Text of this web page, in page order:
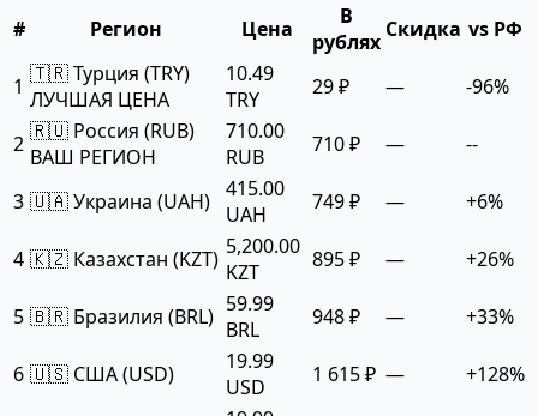
#
Регион Цена
В
рублях Скидка vs РФ
1 🇹🇷 Турция (TRY)
ЛУЧШАЯ ЦЕНА
10.49
TRY
29 ₽ — -96%
2 🇷🇺 Россия (RUB)
ВАШ РЕГИОН
710.00
RUB
710 ₽ — --
3 🇺🇦 Украина (UAH) 415.00
UAH
749 ₽ — +6%
4 🇰🇿 Казахстан (KZT) 5,200.00
KZT
895 ₽ — +26%
5 🇧🇷 Бразилия (BRL) 59.99
BRL
948 ₽ — +33%
6 🇺🇸 США (USD)
19.99
USD
1 615 ₽ — +128%